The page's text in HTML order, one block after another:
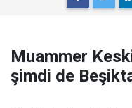
Muammer
şimdi de